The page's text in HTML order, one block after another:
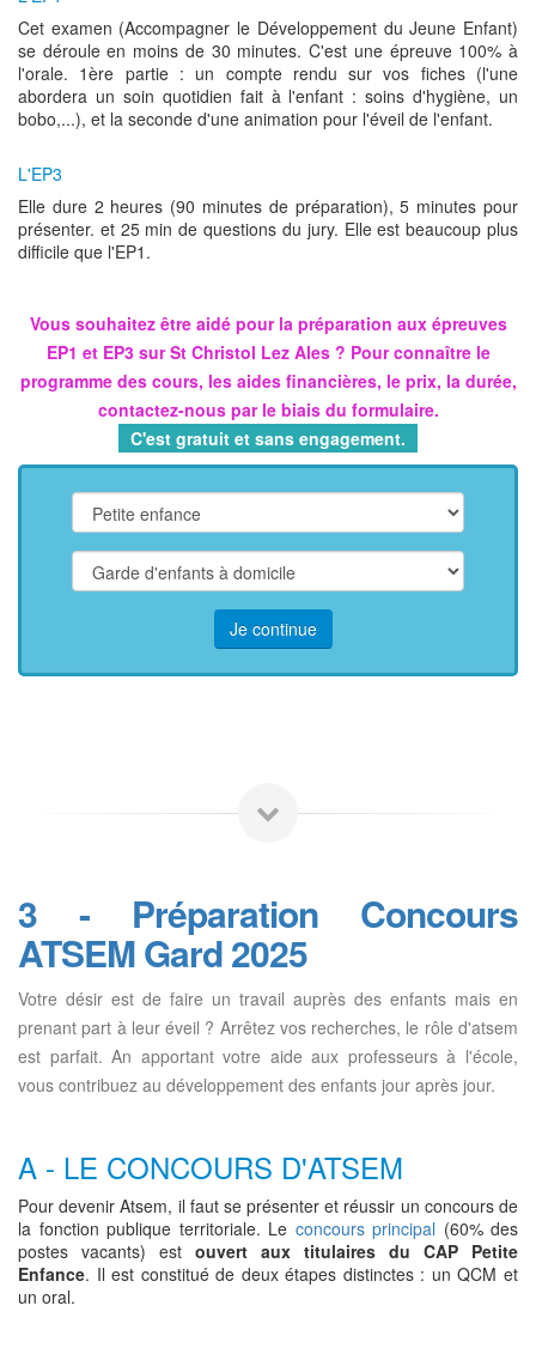
Cet examen (Accompagner le Développement du Jeune Enfant)
se déroule en moins de 30 minutes. C'est une épreuve 100% à
l'orale. 1ère partie : un compte rendu sur vos fiches (l'une
abordera un soin quotidien fait à l'enfant : soins d'hygiène, un
bobo,...), et la seconde d'une animation pour l'éveil de l'enfant.
L'EP3
Elle dure 2 heures (90 minutes de préparation), 5 minutes pour
présenter. et 25 min de questions du jury. Elle est beaucoup plus
difficile que l'EP1.
Vous souhaitez être aidé pour la préparation aux épreuves
EP1 et EP3 sur St Christol Lez Ales ? Pour connaître le
programme des cours, les aides financières, le prix, la durée,
contactez-nous par le biais du formulaire.
C'est gratuit et sans engagement.
Je continue
3 - Préparation Concours
ATSEM Gard 2025
Votre désir est de faire un travail auprès des enfants mais en
prenant part à leur éveil ? Arrêtez vos recherches, le rôle d'atsem
est parfait. An apportant votre aide aux professeurs à l'école,
vous contribuez au développement des enfants jour après jour.
A - LE CONCOURS D'ATSEM
Pour devenir Atsem, il faut se présenter et réussir un concours de
la fonction publique territoriale. Le concours principal (60% des
postes vacants) est ouvert aux titulaires du CAP Petite
Enfance. Il est constitué de deux étapes distinctes : un QCM et
un oral.